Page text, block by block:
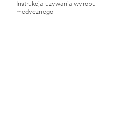
Instrukcja używania wyrobu
medycznego